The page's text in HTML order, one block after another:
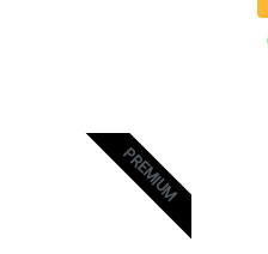
PREMIUM